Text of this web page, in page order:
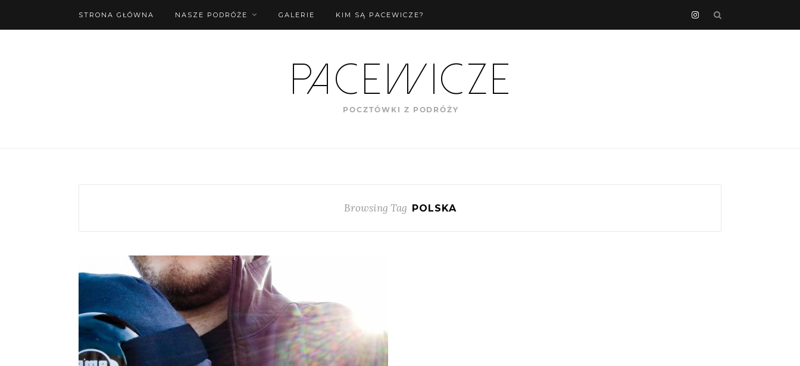
STRONA GŁÓWNA NASZE PODRÓŻE GALERIE KIM SĄ PACEWICZE?
Browsing Tag POLSKA